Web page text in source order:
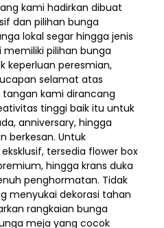
kami hadirkan dibuat
dan pilihan bunga
lokal segar hingga jenis
memiliki pilihan bunga
keperluan peresmian,
selamat atas
tangan kami dirancang
tinggi baik itu untuk
anniversary, hingga
berkesan. Untuk
tersedia flower box
hingga krans duka
penghormatan. Tidak
menyukai dekorasi tahan
rangkaian bunga
meja yang cocok